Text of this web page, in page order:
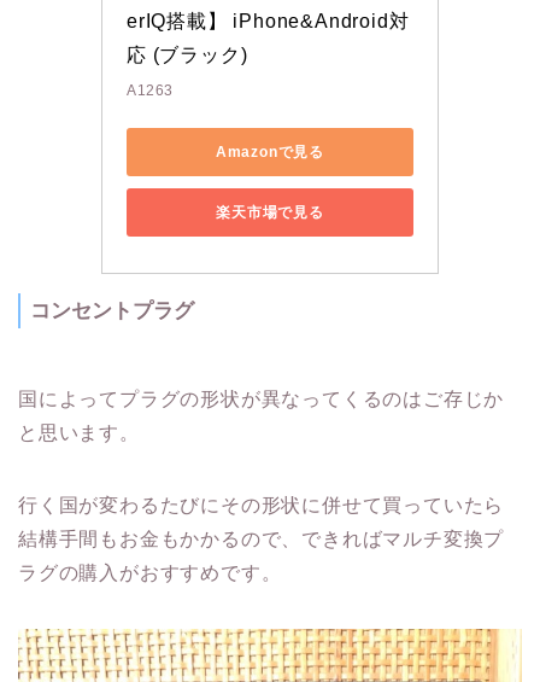
erIQ搭載】 iPhone&Android対
応 (ブラック)
A1263
Amazonで見る
楽天市場で見る
コンセントプラグ
国によってプラグの形状が異なってくるのはご存じか
と思います。
行く国が変わるたびにその形状に併せて買っていたら
結構手間もお金もかかるので、できればマルチ変換プ
ラグの購入がおすすめです。